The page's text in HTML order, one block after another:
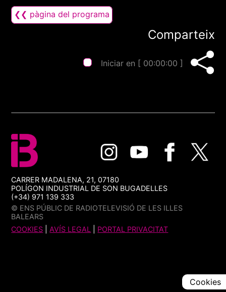
❮❮ pàgina del programa
Comparteix
Iniciar en [ 00:00:00 ]
CARRER MADALENA, 21, 07180
POLÍGON INDUSTRIAL DE SON BUGADELLES
(+34) 971 139 333
© ENS PÚBLIC DE RADIOTELEVISIÓ DE LES ILLES
BALEARS
COOKIES |AVÍS LEGAL PORTAL PRIVACITAT
Cookies